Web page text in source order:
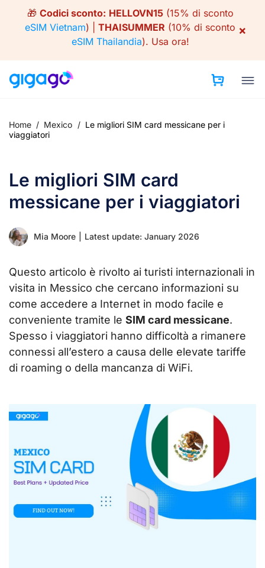
content
🎁 Codici sconto: HELLOVN15(15% di sconto
eSIM Vietnam) | THAISUMMER (10% di sconto
eSIM Thailandia). Usa ora!
×
Home / Mexico / Le migliori SIM card messicane per i
viaggiatori
Le migliori SIM card
messicane per i viaggiatori
Mia Moore Latest update: January 2026
Questo articolo è rivolto ai turisti internazionali in
visita in Messico che cercano informazioni su
come accedere a Internet in modo facile e
conveniente tramite le SIM card messicane.
Spesso i viaggiatori hanno difficoltà a rimanere
connessi all’estero a causa delle elevate tariffe
di roaming o della mancanza di WiFi.